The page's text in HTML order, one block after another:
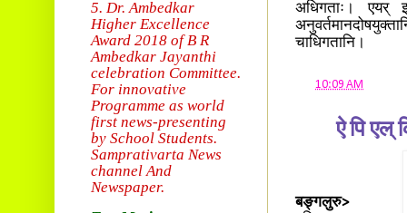
अधिगताः। एयर्
चाधिगतानि।
10:09 AM
ऐ पि एल्
बङ्गलुरु>
5. Dr. Ambedkar
Higher Excellence
Award 2018 of B R
Ambedkar Jayanthi
celebration Committee.
For innovative
Programme as world
first news-presenting
by School Students.
Samprativarta News
channel And
Newspaper.